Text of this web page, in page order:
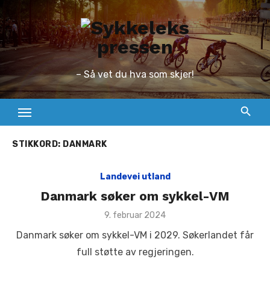
to
content
– Så vet du hva som skjer!
STIKKORD: DANMARK
Landevei utland
Danmark søker om sykkel-VM
Posted
9. februar 2024
Danmark søker om sykkel-VM i 2029. Søkerlandet får
full støtte av regjeringen.